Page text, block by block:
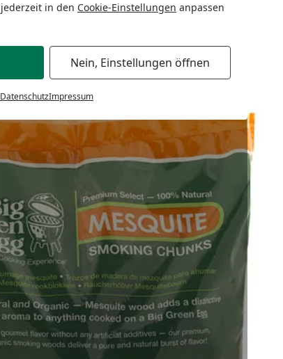
in den Cookie-Einstellungen anpassen
Nein, Einstellungen öffnen
DatenschutzImpressum